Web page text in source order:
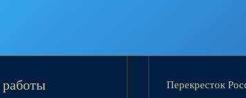
Перекресток